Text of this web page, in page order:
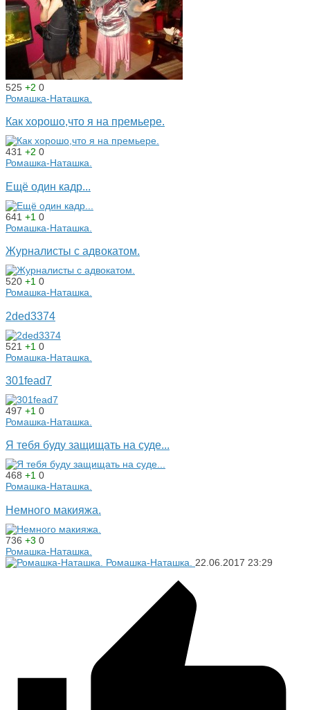
525 +2 0
Ромашка-Наташка.
Как хорошо,что я на премьере.
431 +2 0
Ромашка-Наташка.
Ещё один кадр...
641 +1 0
Ромашка-Наташка.
Журналисты с адвокатом.
520 +1 0
Ромашка-Наташка.
2ded3374
521 +1 0
Ромашка-Наташка.
301fead7
497 +1 0
Ромашка-Наташка.
Я тебя буду защищать на суде...
468 +1 0
Ромашка-Наташка.
Немного макияжа.
736 +3 0
Ромашка-Наташка.
Ромашка-Наташка. 22.06.2017 23:29